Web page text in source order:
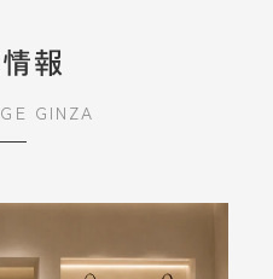
報
GINZA